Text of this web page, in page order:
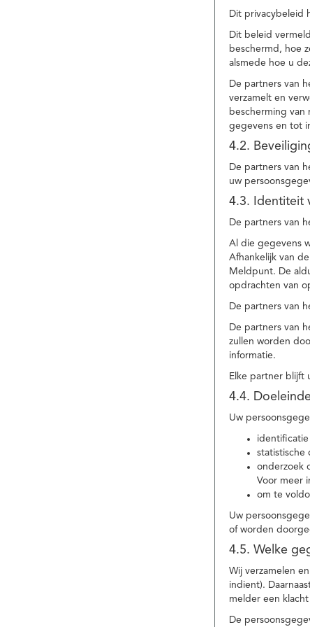
Dit privacybeleid
Dit beleid
beschermd, hoe
alsmede hoe u
De partners van
verzamelt en
bescherming
gegevens en tot
4.2.
De partners van
uw
4.3. Identiteit
De partners van
Al die gegevens
Afhankelijk van
Meldpunt. De
opdrachten van
De partners van
De partners van
zullen worden
informatie.
Elke partner blijft
4.4.
Uw
statistische
onderzoek
Voor meer
om te
Uw
of worden
4.5. Welke
Wij verzamelen
indient).
melder een
De